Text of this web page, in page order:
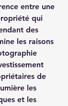
entre une
qui
des
les raisons
de
les
et les